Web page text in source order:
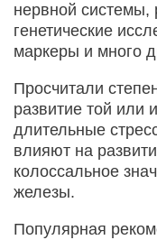
нервной системы,
генетические
маркеры и много
Просчитали
развитие той или
длительные
влияют на
колоссальное
железы.
Популярная